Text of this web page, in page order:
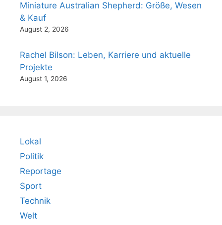
Miniature Australian Shepherd: Größe, Wesen
& Kauf
August 2, 2026
Rachel Bilson: Leben, Karriere und aktuelle
Projekte
August 1, 2026
Lokal
Politik
Reportage
Sport
Technik
Welt